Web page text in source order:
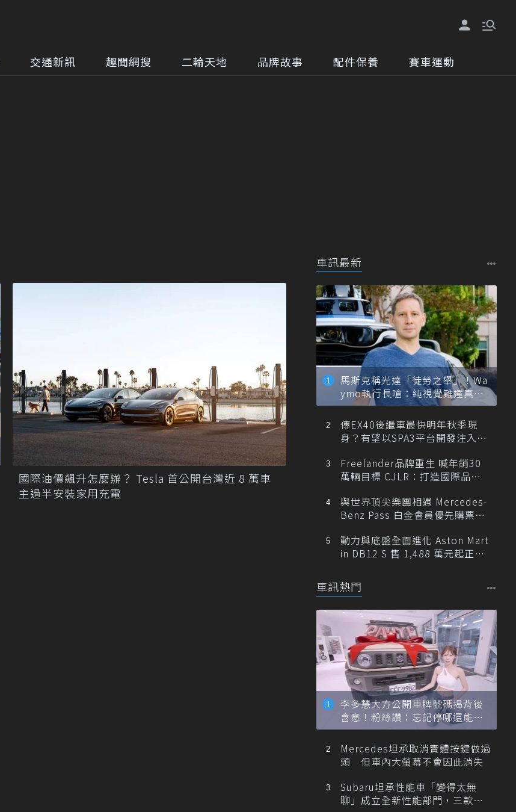
交通新訊 趣聞網搜 二輪天地 品牌故事 配件保養 賽車運動
國際油價飆升怎麼辦？ Tesla 首公開台灣近 8 萬車
主過半安裝家用充電
車訊最新
馬斯克稱光達「徒勞之舉」！Wa
ymo執行長嗆：純視覺難達真正
自動駕駛
傳EX40後繼車最快明年秋季現
身？有望以SPA3平台開發注入80
Freelander品牌重生 喊年銷30
萬輛目標 CJLR：打造國際品牌
與世界頂尖樂團相遇 Mercedes-
Benz Pass 白金會員優先購票維
動力與底盤全面進化 Aston Mart
in DB12 S 售 1,488 萬元起正式
車訊熱門
李多慧大方公開車牌號碼揭背後
含意！粉絲讚：忘記停哪還能幫
忙找車
Mercedes坦承取消實體按鍵做過
頭 但車內大螢幕不會因此消失
Subaru坦承性能車「變得太無
聊」成立全新性能部門，三款手